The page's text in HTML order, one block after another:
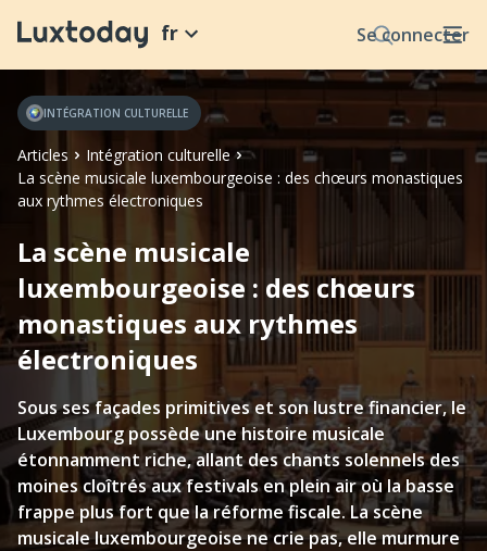
Se connecter
fr
Articles
Intégration culturelle
La scène musicale luxembourgeoise : des chœurs monastiques
aux rythmes électroniques
INTÉGRATION CULTURELLE
La scène musicale
luxembourgeoise : des chœurs
monastiques aux rythmes
électroniques
Sous ses façades primitives et son lustre financier, le
Luxembourg possède une histoire musicale
étonnamment riche, allant des chants solennels des
moines cloîtrés aux festivals en plein air où la basse
frappe plus fort que la réforme fiscale. La scène
musicale luxembourgeoise ne crie pas, elle murmure